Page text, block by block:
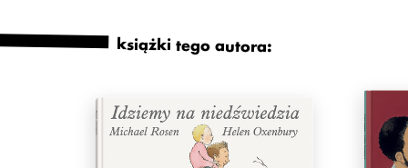
książki tego autora: